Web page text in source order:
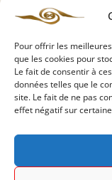
Pour offrir les
que les cookies pour
Le fait de consentir à
données telles que le
site. Le fait de ne pas
effet négatif sur